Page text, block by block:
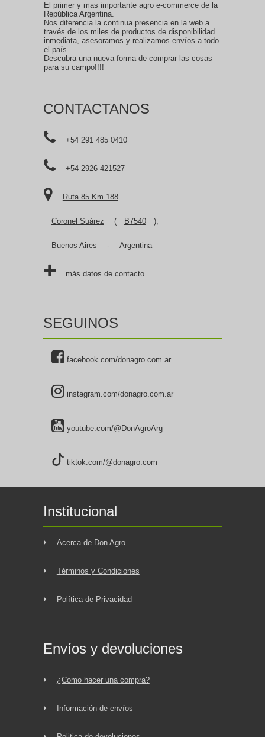
El primer y mas importante agro e-commerce de la
República Argentina.
Nos diferencia la continua presencia en la web a
través de los miles de productos de disponibilidad
inmediata, asesoramos y realizamos envíos a todo
el país.
Descubra una nueva forma de comprar las cosas
para su campo!!!!
CONTACTANOS
+54 291 485 0410
+54 2926 421527
Ruta 85 Km 188
Coronel Suárez ( B7540 ),
Buenos Aires - Argentina
más datos de contacto
SEGUINOS
facebook.com/donagro.com.ar
instagram.com/donagro.com.ar
youtube.com/@DonAgroArg
tiktok.com/@donagro.com
Institucional
Acerca de Don Agro
Términos y Condiciones
Política de Privacidad
Envíos y devoluciones
¿Como hacer una compra?
Información de envíos